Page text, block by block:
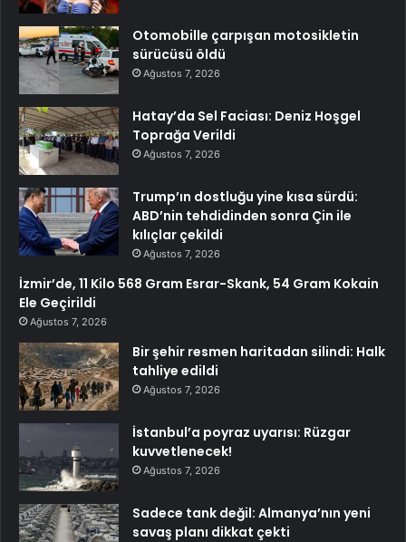
Otomobille çarpışan motosikletin
sürücüsü öldü
Ağustos 7, 2026
Hatay’da Sel Faciası: Deniz Hoşgel
Toprağa Verildi
Ağustos 7, 2026
Trump’ın dostluğu yine kısa sürdü:
ABD’nin tehdidinden sonra Çin ile
kılıçlar çekildi
Ağustos 7, 2026
İzmir’de, 11 Kilo 568 Gram Esrar-Skank, 54 Gram Kokain
Ele Geçirildi
Ağustos 7, 2026
Bir şehir resmen haritadan silindi: Halk
tahliye edildi
Ağustos 7, 2026
İstanbul’a poyraz uyarısı: Rüzgar
kuvvetlenecek!
Ağustos 7, 2026
Sadece tank değil: Almanya’nın yeni
savaş planı dikkat çekti